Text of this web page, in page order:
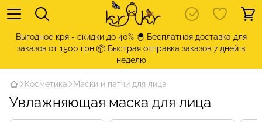
Выгодное кря - скидки до 40% 🐣 Бесплатная доставка для
заказов от 1500 грн 📦 Быстрая отправка заказов 7 дней в
неделю
Косметика Маски и патчи для лица
Увлажняющая маска для лица